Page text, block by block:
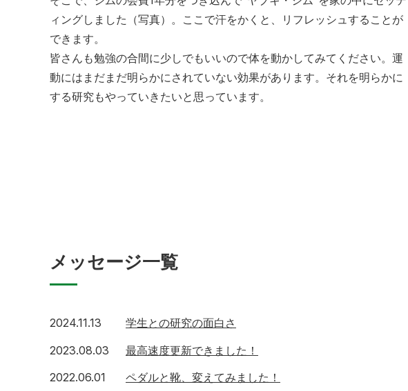
ィングしました（写真）。ここで汗をかくと、リフレッシュすることが
できます。
皆さんも勉強の合間に少しでもいいので体を動かしてみてください。運
動にはまだまだ明らかにされていない効果があります。それを明らかに
する研究もやっていきたいと思っています。
メッセージ一覧
2024.11.13
学生との研究の面白さ
2023.08.03
最高速度更新できました！
2022.06.01
ペダルと靴、変えてみました！